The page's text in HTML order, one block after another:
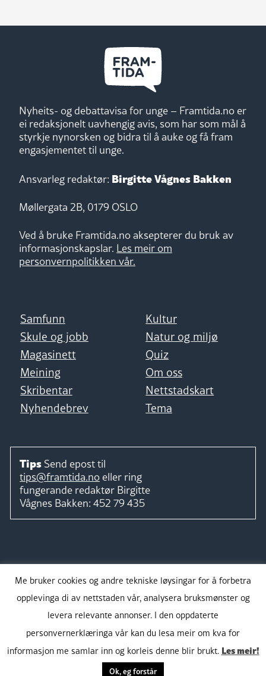
Nyheits- og debattavisa for unge – Framtida.no er
ei redaksjonelt uavhengig avis, som har som mål å
styrkje nynorsken og bidra til å auke og få fram
engasjementet til unge.
Ansvarleg redaktør: Birgitte Vågnes Bakken
Møllergata 2B, 0179 OSLO
Ved å bruke Framtida.no aksepterer du bruk av
informasjonskapslar. Les meir om
personvernpolitikken vår.
Samfunn
Kultur
Skule og jobb
Natur og miljø
Magasinett
Quiz
Meining
Om oss
Skribentar
Nettstadskart
Nyhendebrev
Tema
Tips Send epost til
tips@framtida.no eller ring
fungerande redaktør Birgitte
Vågnes Bakken: 452 79 435
Takk for støtta:
Me bruker cookies og andre tekniske løysingar for å forbetra
opplevinga di av nettstaden vår, analysera bruksmønster og
levera relevante annonser. I den oppdaterte
personvernerklæringa vår kan du lesa meir om kva for
informasjon me samlar inn og korleis denne blir brukt. Les meir!
Ok, eg forstår